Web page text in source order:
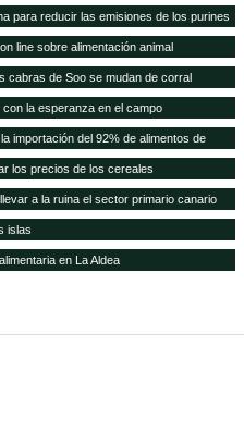
para el ganado porcino
para reducir las emisiones de los purines
line sobre alimentación animal
cabras de Soo se mudan de corral
la esperanza en el campo
importación del 92% de alimentos de
los precios de los cereales
a la ruina el sector primario canario
islas
en La Aldea